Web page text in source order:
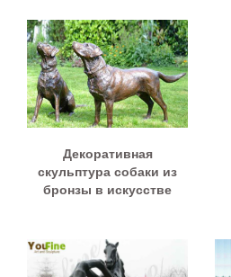
Декоративная
скульптура собаки из
бронзы в искусстве